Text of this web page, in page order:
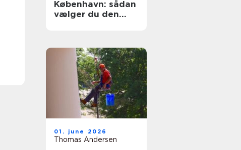
København: sådan
vælger du den
01. june 2026
Thomas Andersen